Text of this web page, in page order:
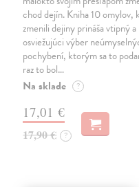
chod dejín. Kniha 10 omylov,
zmenili dejiny prináša vtipný a
osviežujúci výber
pochybení, ktorým sa to
raz to bol…
Na sklade ?
17,01 €
17,90 € ?